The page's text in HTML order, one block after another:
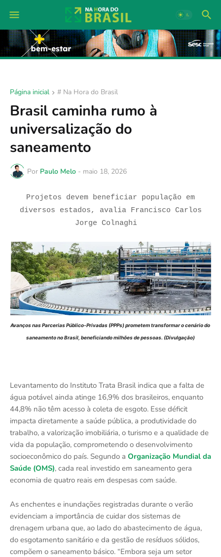
Página inicial # Na Hora do Brasil
Brasil caminha rumo à
universalização do
saneamento
Por Paulo Melo - maio 18, 2026
Projetos devem beneficiar população em
diversos estados, avalia Francisco Carlos
Jorge Colnaghi
Avanços nas Parcerias Público-Privadas (PPPs) prometem transformar o cenário do
saneamento no Brasil, beneficiando milhões de pessoas. (Divulgação)
Levantamento do Instituto Trata Brasil indica que a falta de
água potável ainda atinge 16,9% dos brasileiros, enquanto
44,8% não têm acesso à coleta de esgoto. Esse déficit
impacta diretamente a saúde pública, a produtividade do
trabalho, a valorização imobiliária, o turismo e a qualidade de
vida da população, comprometendo o desenvolvimento
socioeconômico do país. Segundo a Organização Mundial da
Saúde (OMS), cada real investido em saneamento gera
economia de quatro reais em despesas com saúde.
As enchentes e inundações registradas durante o verão
evidenciam a importância de cuidar dos sistemas de
drenagem urbana que, ao lado do abastecimento de água,
do esgotamento sanitário e da gestão de resíduos sólidos,
compõem o saneamento básico. “Embora seja um setor